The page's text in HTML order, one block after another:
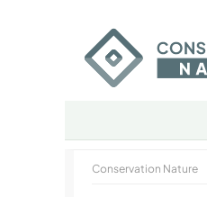
Conservation Nature